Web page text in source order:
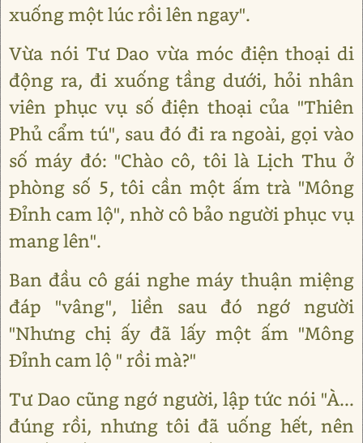
xuống một lúc rồi lên ngay".
Vừa nói Tư Dao vừa móc điện thoại di
động ra, đi xuống tầng dưới, hỏi nhân
viên phục vụ số điện thoại của "Thiên
Phủ cẩm tú", sau đó đi ra ngoài, gọi vào
số máy đó: "Chào cô, tôi là Lịch Thu ở
phòng số 5, tôi cần một ấm trà "Mông
Đỉnh cam lộ", nhờ cô bảo người phục vụ
mang lên".
Ban đầu cô gái nghe máy thuận miệng
đáp "vâng", liền sau đó ngớ người
"Nhưng chị ấy đã lấy một ấm "Mông
Đỉnh cam lộ " rồi mà?"
Tư Dao cũng ngớ người, lập tức nói "À...
đúng rồi, nhưng tôi đã uống hết, nên